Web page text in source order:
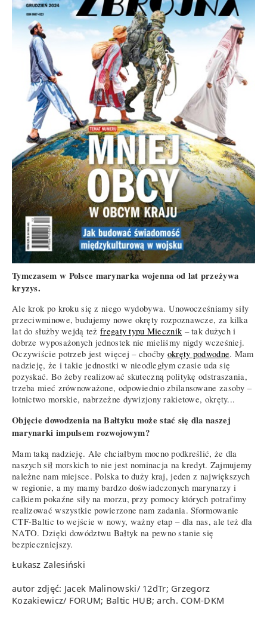
Tymczasem w Polsce marynarka wojenna od lat przeżywa
kryzys.
Ale krok po kroku się z niego wydobywa. Unowocześniamy siły
przeciwminowe, budujemy nowe okręty rozpoznawcze, za kilka
lat do służby wejdą teżfregaty typu Miecznik– tak dużych i
dobrze wyposażonych jednostek nie mieliśmy nigdy wcześniej.
Oczywiście potrzeb jest więcej – choćby okręty podwodne. Mam
nadzieję, że i takie jednostki w nieodległym czasie uda się
pozyskać. Bo żeby realizować skuteczną politykę odstraszania,
trzeba mieć zrównoważone, odpowiednio zbilansowane zasoby –
lotnictwo morskie, nabrzeżne dywizjony rakietowe, okręty...
Objęcie dowodzenia na Bałtyku może stać się dla naszej
marynarki impulsem rozwojowym?
Mam taką nadzieję. Ale chciałbym mocno podkreślić, że dla
naszych sił morskich to nie jest nominacja na kredyt. Zajmujemy
należne nam miejsce. Polska to duży kraj, jeden z największych
w regionie, a my mamy bardzo doświadczonych marynarzy i
całkiem pokaźne siły na morzu, przy pomocy których potrafimy
realizować wszystkie powierzone nam zadania. Sformowanie
CTF-Baltic to wejście w nowy, ważny etap – dla nas, ale też dla
NATO. Dzięki dowództwu Bałtyk na pewno stanie się
bezpieczniejszy.
Łukasz Zalesiński
autor zdjęć: Jacek Malinowski/ 12dTr; Grzegorz
Kozakiewicz/ FORUM; Baltic HUB; arch. COM-DKM